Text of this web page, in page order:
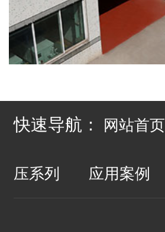
快速导航： 网站首页
压系列 应用案例